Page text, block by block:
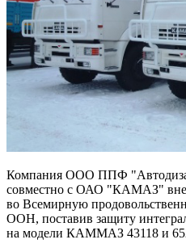
Компания ООО ППФ
совместно с ОАО "КАМАЗ"
во Всемирную
ООН, поставив защиту
на модели КАММАЗ 43118 и